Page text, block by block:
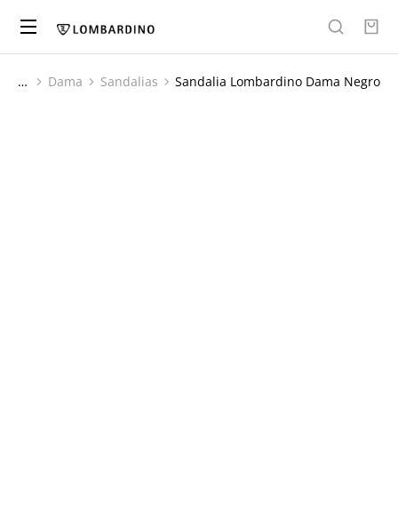
You are here:
Dama Sandalias Sandalia Lombardino Dama Negro